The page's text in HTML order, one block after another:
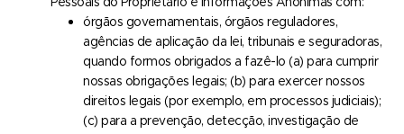
Pessoais do Proprietário e Informações Anônimas com:
órgãos governamentais, órgãos reguladores,
agências de aplicação da lei, tribunais e seguradoras,
quando formos obrigados a fazê-lo (a) para cumprir
nossas obrigações legais; (b) para exercer nossos
direitos legais (por exemplo, em processos judiciais);
(c) para a prevenção, detecção, investigação de